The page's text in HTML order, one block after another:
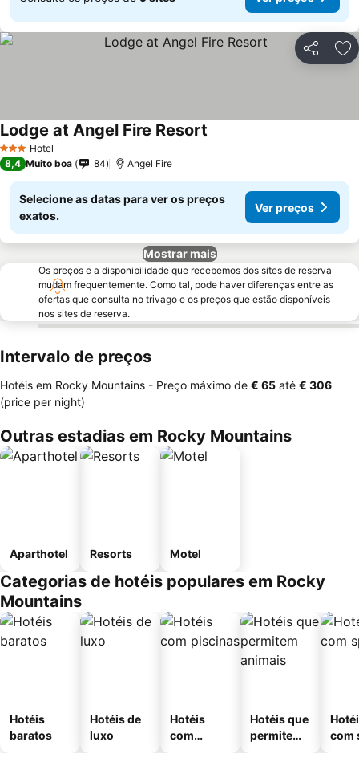
Partilhar
3 EstrelasHotel
Lodge at Angel Fire Resort
8,4 Muito boa 84 Angel Fire
Selecione as datas para ver os preços
exatos.
Ver preços
Mostrar mais
Os preços e a disponibilidade que recebemos dos sites de reserva
mudam frequentemente. Como tal, pode haver diferenças entre as
ofertas que consulta no trivago e os preços que estão disponíveis
nos sites de reserva.
Intervalo de preços
Hotéis em Rocky Mountains - Preço máximo de ‎€ 65 até ‎€ 306
(price per night)
Outras estadias em Rocky Mountains
Aparthotel Resorts Motel
Categorias de hotéis populares em Rocky
Mountains
Hotéis
baratos
Hotéis de
luxo
Hotéis
com
Hotéis que
permitem
com